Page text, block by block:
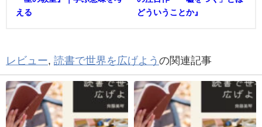
える
どういうことか』
レビュー, 読書で世界を広げよう の関連記事